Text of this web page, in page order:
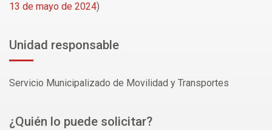
13 de mayo de 2024)
Unidad responsable
Servicio Municipalizado de Movilidad y Transportes
¿Quién lo puede solicitar?